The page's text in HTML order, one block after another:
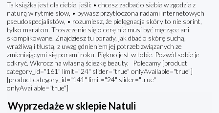
Ta książka jest dla ciebie, jeśli: • chcesz zadbać o siebie w zgodzie z
naturą w rytmie slow, • bywasz przytłoczona radami internetowych
pseudospecjalistów, • rozumiesz, że pielęgnacja skóry to nie sprint,
tylko maraton. Troszczenie się o cerę nie musi być męczące ani
skomplikowane. Znajdziesz tu porady, jak dbać o skórę suchą,
wrażliwą i tłustą, z uwzględnieniem jej potrzeb związanych ze
zmieniającymi się porami roku. Piękno jest w tobie. Pozwól sobie je
odkryć. Wkrocz na własną ścieżkę beauty. Polecamy [product
category_id="161" limit="24" slider="true" onlyAvailable="true"]
[product category_id="141" limit="24" slider="true"
onlyAvailable="true"]
Wyprzedaże w sklepie Natuli